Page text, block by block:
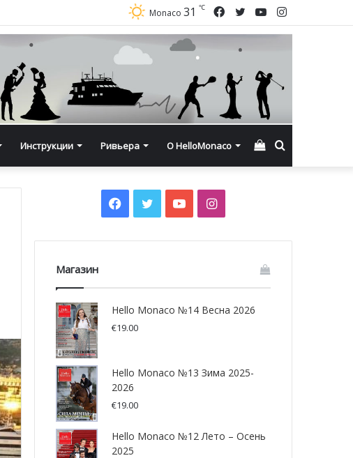
Instagram
YouTube
Twitter
Facebook
Monaco 31 ℃
Инструкции Ривьера О HelloMonaco Смотреть
Facebook
TwitterYouTubeInstagram
Магазин
Hello Monaco №14 Весна 2026
€19.00
Hello Monaco №13 Зима 2025-
2026
€19.00
Hello Monaco №12 Лето – Осень
2025